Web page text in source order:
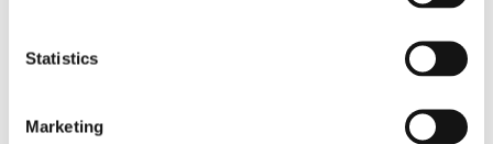
Statistics
Marketing
SEVILLA F.C. ATHLETIC CLUB